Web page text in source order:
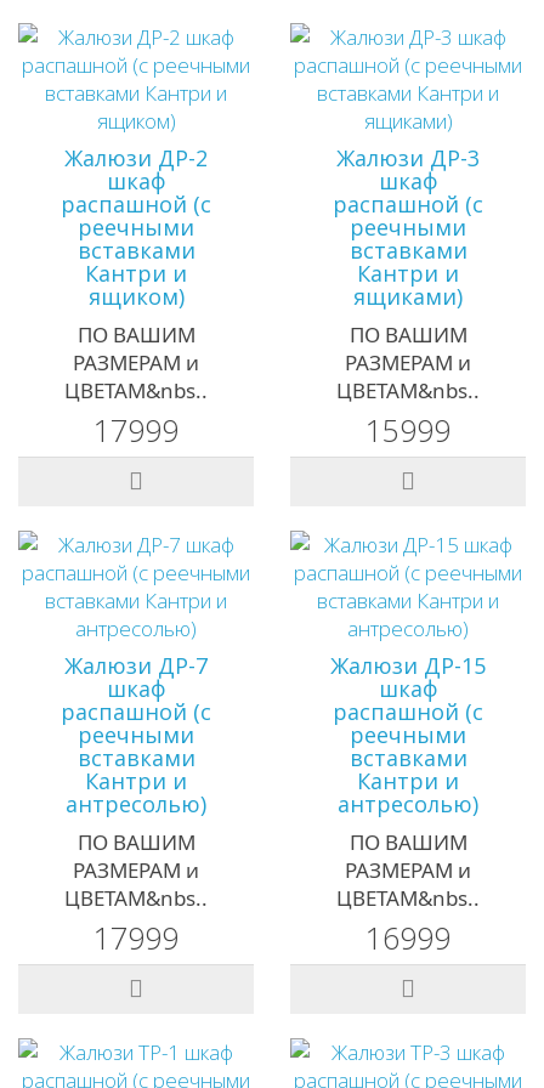
Жалюзи ДР-2
шкаф
распашной (с
реечными
вставками
Кантри и
ящиком)
ПО ВАШИМ
РАЗМЕРАМ и
ЦВЕТАМ&nbs..
17999
Жалюзи ДР-3
шкаф
распашной (с
реечными
вставками
Кантри и
ящиками)
ПО ВАШИМ
РАЗМЕРАМ и
ЦВЕТАМ&nbs..
15999
Жалюзи ДР-7
шкаф
распашной (с
реечными
вставками
Кантри и
антресолью)
ПО ВАШИМ
РАЗМЕРАМ и
ЦВЕТАМ&nbs..
17999
Жалюзи ДР-15
шкаф
распашной (с
реечными
вставками
Кантри и
антресолью)
ПО ВАШИМ
РАЗМЕРАМ и
ЦВЕТАМ&nbs..
16999